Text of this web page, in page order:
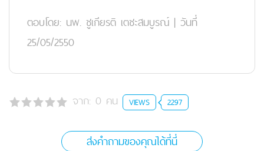
ตอบโดย: นพ. ชูเกียรติ เตชะสมบูรณ์ | วันที่
25/05/2550
จาก: 0 คน VIEWS 2297
ส่งคำถามของคุณได้ที่นี่